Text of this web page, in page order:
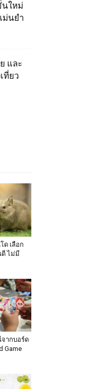
นใหม่
ม่นยำ
และ
ที่ยว
ด เลือก
ดี ไม่มี
ากบอร์ด
Game